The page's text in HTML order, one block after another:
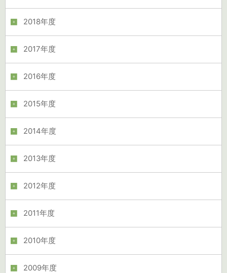
2018年度
2017年度
2016年度
2015年度
2014年度
2013年度
2012年度
2011年度
2010年度
2009年度